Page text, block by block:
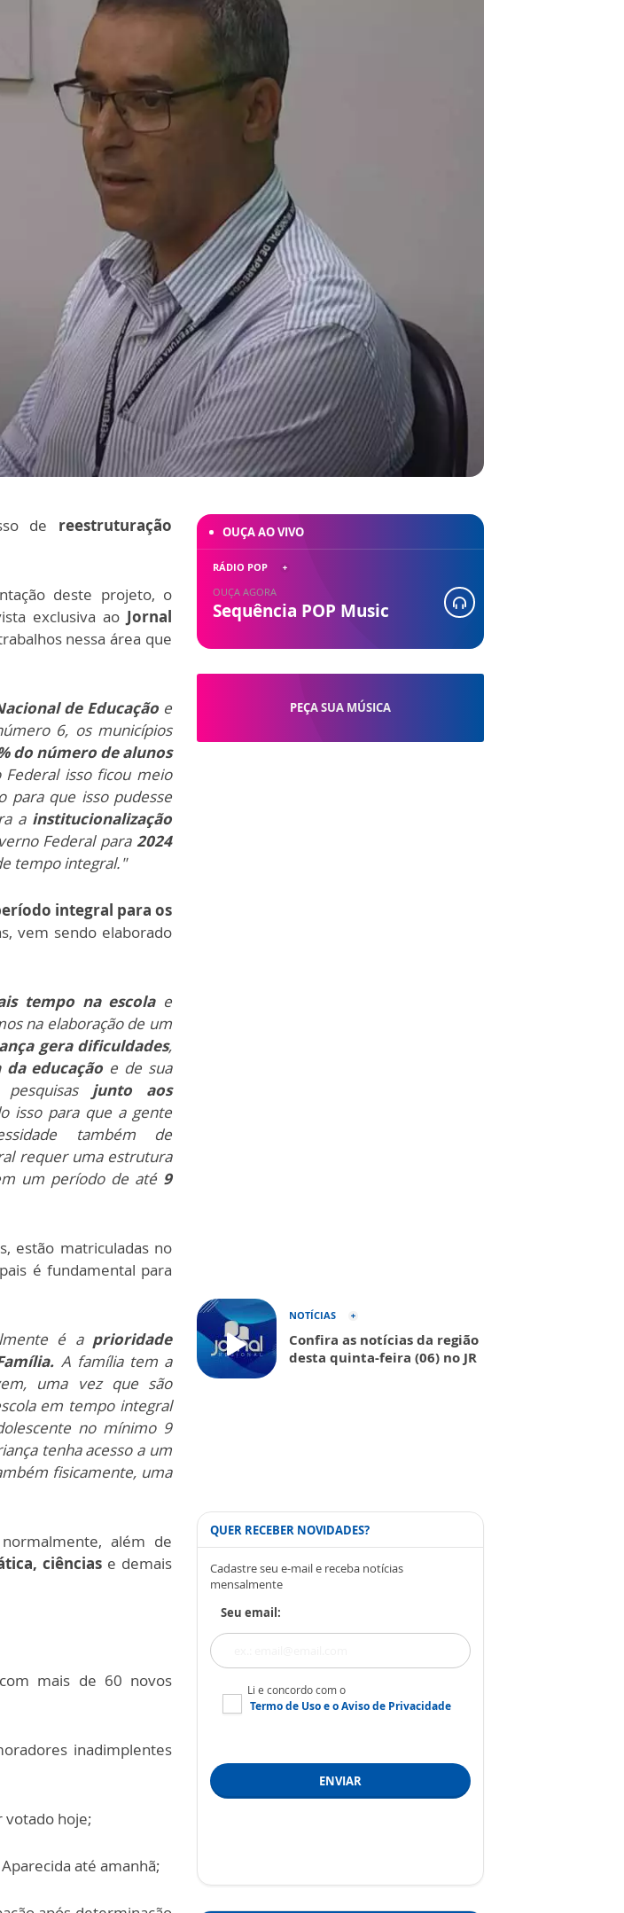
de reestruturação
deste projeto, o
exclusiva ao Jornal
nessa área que
de Educaçãoe
6, os municípios
do número de alunos
isso ficou meio
para que isso pudesse
a institucionalização
Federal para2024
tempo integral."
integral para os
vem sendo elaborado
tempo na escolae
na elaboração de um
gera dificuldades,
educação e de sua
junto aos
isso para que a gente
também de
requer uma estrutura
um período de até9
estão matriculadas no
é fundamental para
é a prioridade
A família tem a
uma vez que são
em tempo integral
no mínimo 9
tenha acesso a um
fisicamente, uma
normalmente, além de
ciências e demais
mais de 60 novos
inadimplentes
votado hoje;
até amanhã;
PEÇA SUA MÚSICA
OUÇA AO VIVO
RÁDIO POP
OUÇA AGORA
Sequência POP Music
NOTÍCIAS
Confira as notícias da região
desta quinta-feira (06) no JR
QUER RECEBER NOVIDADES?
Cadastre seu e-mail e receba notícias
mensalmente
Seu email:
Li e concordo com o
Termo de Usoe oAviso de Privacidade
ENVIAR